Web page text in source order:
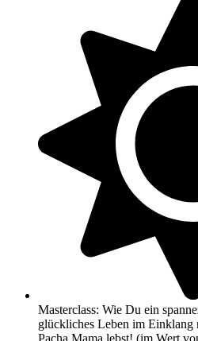
Masterclass: Wie Du ein
glückliches Leben im Einklang
Pacha Mama lebst! (im Wert